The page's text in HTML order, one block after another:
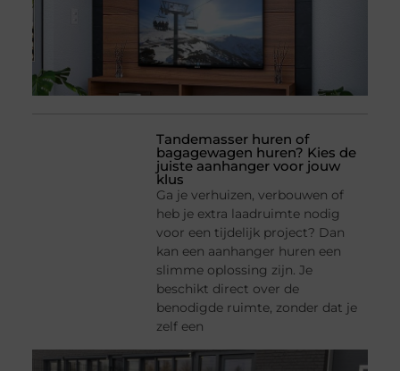
Tandemasser huren of
bagagewagen huren? Kies de
juiste aanhanger voor jouw
klus
Ga je verhuizen, verbouwen of
heb je extra laadruimte nodig
voor een tijdelijk project? Dan
kan een aanhanger huren een
slimme oplossing zijn. Je
beschikt direct over de
benodigde ruimte, zonder dat je
zelf een